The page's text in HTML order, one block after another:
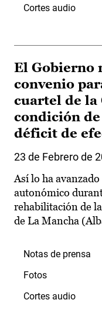
Cortes audio
El Gobierno
convenio
cuartel de la
condición
déficit de
23 de Febrero de
Así lo ha
autonómico
rehabilitación de
de La Mancha
Notas de prensa
Fotos
Cortes audio